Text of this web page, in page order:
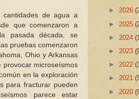
cantidades de agua a
que comenzaron a
pasada década, se
pruebas comenzaron
Ohio y Arkansas
provocar microseísmos
en la exploración
para fracturar pueden
parece estar
► 2026
► 2025
► 2024
► 2023
► 2022
► 2021
► 2020